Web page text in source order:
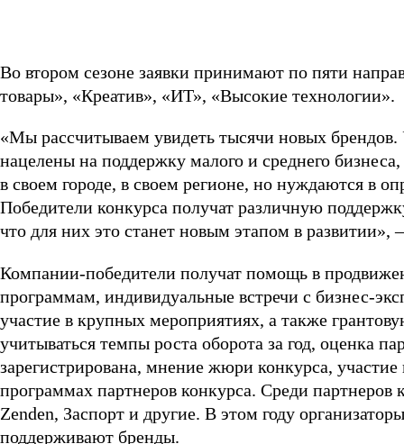
Во втором сезоне заявки принимают по пяти
товары», «Креатив», «ИТ», «Высокие технологии».
«Мы рассчитываем увидеть тысячи новых
нацелены на поддержку малого и среднего
в своем городе, в своем регионе, но нуждаются в
Победители конкурса получат различную
что для них это станет новым этапом в
Компании-победители получат помощь в
программам, индивидуальные встречи с бизнес-
участие в крупных мероприятиях, а также
учитываться темпы роста оборота за год, оценка
зарегистрирована, мнение жюри конкурса,
программах партнеров конкурса. Среди
Zenden, Заспорт и другие. В этом году
поддерживают бренды.